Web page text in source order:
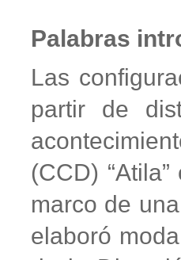
Palabras
Las
partir de
(CCD)
marco de
elaboró